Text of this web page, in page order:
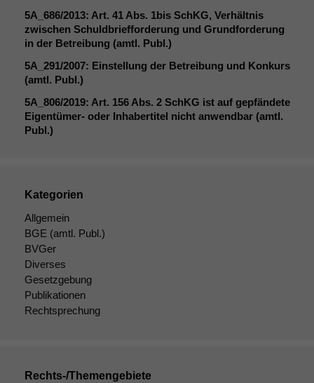
5A_686/2013: Art. 41 Abs. 1bis SchKG, Verhältnis
zwischen Schuldbriefforderung und Grundforderung
in der Betreibung (amtl. Publ.)
5A_291/2007: Einstellung der Betreibung und Konkurs
(amtl. Publ.)
5A_806/2019: Art. 156 Abs. 2 SchKG ist auf gepfändete
Eigentümer- oder Inhabertitel nicht anwendbar (amtl.
Publ.)
Kategorien
Allgemein
BGE (amtl. Publ.)
BVGer
Diverses
Gesetzgebung
Publikationen
Rechtsprechung
Rechts-/Themengebiete
Website zu
verbessern,
anonyme
Daten auf.